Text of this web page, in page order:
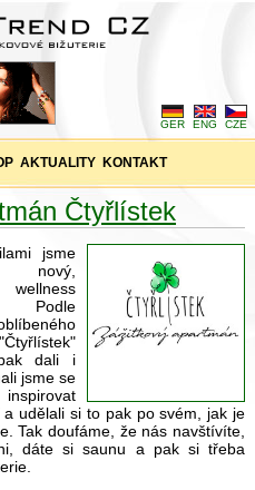
CZE
ENG
GER
AKTUALITY KONTAKT
Čtyřlístek
jsme
nový,
Podle
dali i
jsme se
udělali si to pak po svém, jak je
Tak doufáme, že nás navštívíte,
dáte si saunu a pak si třeba